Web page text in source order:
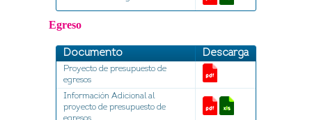
Egreso
Documento Descarga
Proyecto de presupuesto de
egresos
Información Adicional al
proyecto de presupuesto de
egresos